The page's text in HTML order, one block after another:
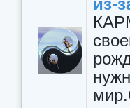
из-